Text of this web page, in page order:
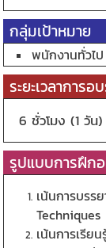
กลุ่มเป้าหมาย
พนักงานทั่วไป
ระยะเวลาการอ
6 ชั่วโมง (1 วัน)
รูปแบบการฝึก
เน้นการบรร
Techniques
เน้นการเรีย